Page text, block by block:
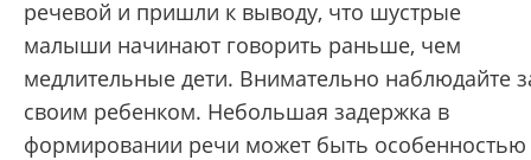
речевой и пришли к выводу, что шустрые
малыши начинают говорить раньше, чем
медлительные дети. Внимательно наблюдайте
своим ребенком. Небольшая задержка в
формировании речи может быть особенностью